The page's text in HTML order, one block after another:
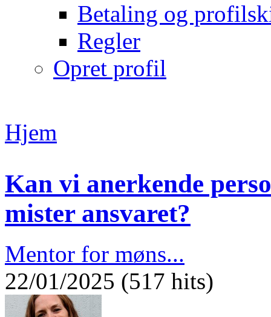
Betaling og
Regler
Opret profil
Hjem
Kan vi anerkende
mister ansvaret?
Mentor for møns...
22/01/2025 (517 hits)